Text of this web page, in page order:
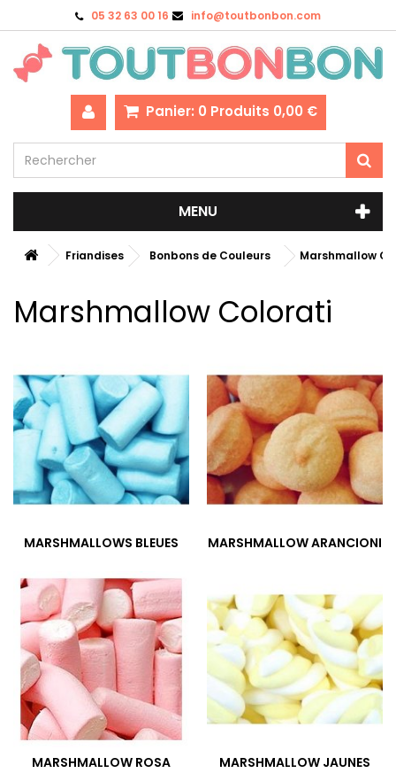
05 32 63 00 16 info@toutbonbon.com
Panier: 0 Produits 0,00 €
MENU
Friandises Bonbons de Couleurs Marshmallow
Marshmallow Colorati
MARSHMALLOWS BLEUES MARSHMALLOW ARANCIONI
MARSHMALLOW ROSA MARSHMALLOW JAUNES